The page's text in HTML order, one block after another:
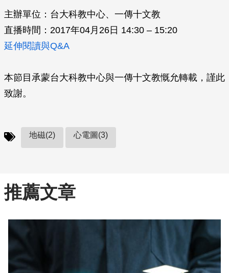
主辦單位：台大科教中心、一傳十文教
直播時間：2017年04月26日 14:30 – 15:20
延伸閱讀與Q&A
本節目承蒙台大科教中心與一傳十文教慨允轉載，謹此
致謝。
地磁(2) 心電圖(3)
推薦文章